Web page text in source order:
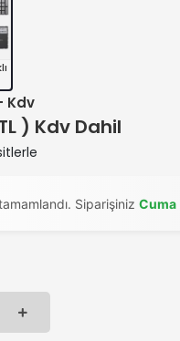
Kdv
) Kdv Dahil
Siparişiniz Cuma